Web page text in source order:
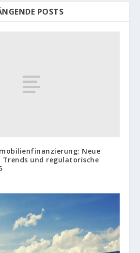
POSTS
Neue
und regulatorische